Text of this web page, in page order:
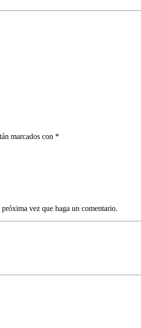
marcados con *
vez que haga un comentario.